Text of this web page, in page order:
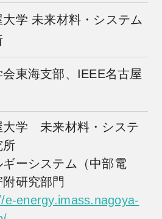
学 未来材料・システム
会東海支部、IEEE名古屋
大学 未来材料・システ
所
ギーシステム（中部電
研究部門
e-energy.imass.nagoya-